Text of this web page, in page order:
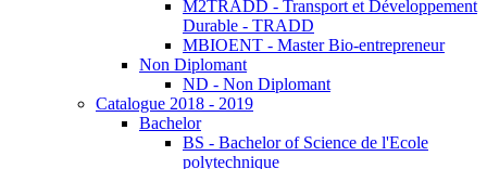
M2TRADD - Transport et Développement
Durable - TRADD
MBIOENT - Master Bio-entrepreneur
Non Diplomant
ND - Non Diplomant
Catalogue 2018 - 2019
Bachelor
BS - Bachelor of Science de l'Ecole
polytechnique